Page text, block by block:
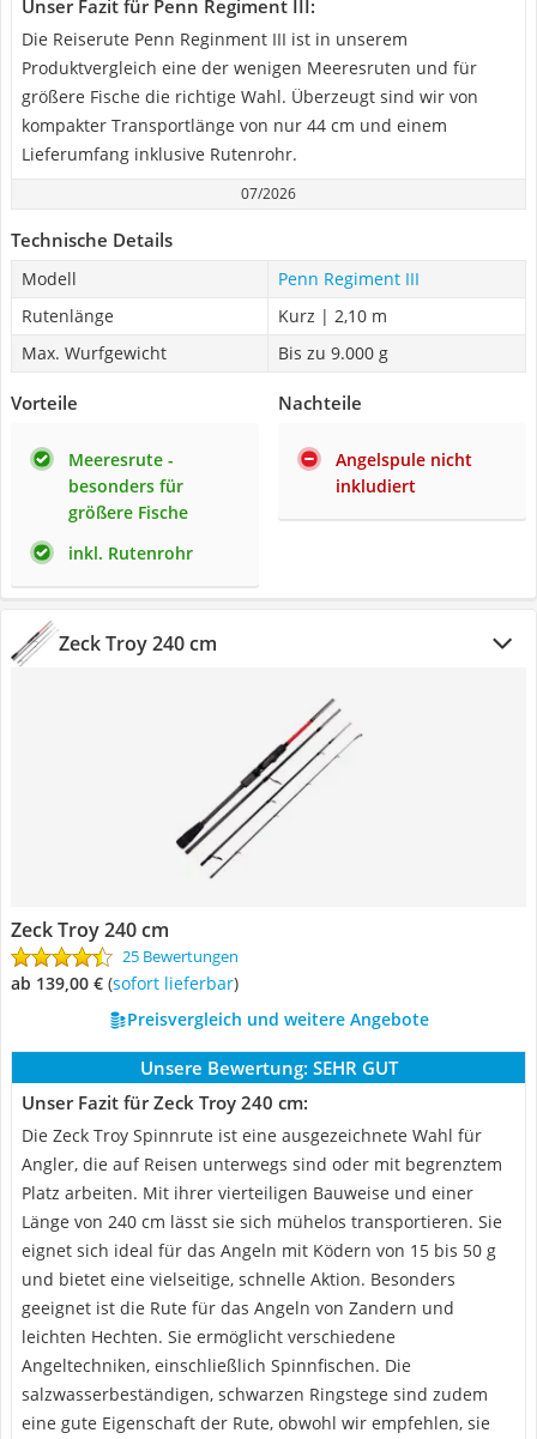
Unser Fazit für Penn Regiment III:
Die Reiserute Penn Reginment III ist in unserem
Produktvergleich eine der wenigen Meeresruten und für
größere Fische die richtige Wahl. Überzeugt sind wir von
kompakter Transportlänge von nur 44 cm und einem
Lieferumfang inklusive Rutenrohr.
07/2026
Technische Details
Modell
Penn Regiment III
Rutenlänge
Kurz | 2,10 m
Max. Wurfgewicht
Bis zu 9.000 g
Vorteile
Meeresrute -
besonders für
größere Fische
inkl. Rutenrohr
Nachteile
Angelspule nicht
inkludiert
Zeck Troy 240 cm
Zeck Troy 240 cm
25 Bewertungen
ab 139,00 € ( Sofort lieferbar)
Preisvergleich und weitere Angebote
Unsere Bewertung: SEHR GUT
Unser Fazit für Zeck Troy 240 cm:
Die Zeck Troy Spinnrute ist eine ausgezeichnete Wahl für
Angler, die auf Reisen unterwegs sind oder mit begrenztem
Platz arbeiten. Mit ihrer vierteiligen Bauweise und einer
Länge von 240 cm lässt sie sich mühelos transportieren. Sie
eignet sich ideal für das Angeln mit Ködern von 15 bis 50 g
und bietet eine vielseitige, schnelle Aktion. Besonders
geeignet ist die Rute für das Angeln von Zandern und
leichten Hechten. Sie ermöglicht verschiedene
Angeltechniken, einschließlich Spinnfischen. Die
salzwasserbeständigen, schwarzen Ringstege sind zudem
eine gute Eigenschaft der Rute, obwohl wir empfehlen, sie